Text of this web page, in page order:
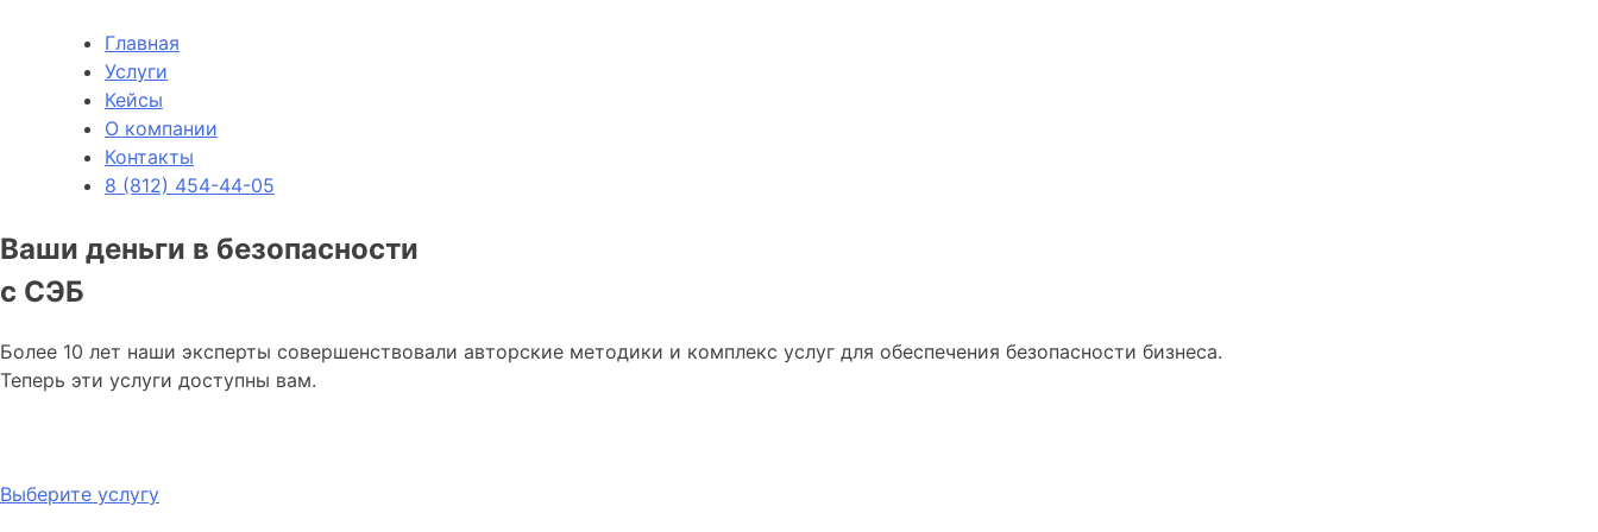
Главная
Услуги
Кейсы
О компании
Контакты
8 (812) 454-44-05
Ваши деньги в безопасности
с СЭБ
Более 10 лет наши эксперты совершенствовали авторские методики и комплекс услуг для обеспечения безопасности бизнеса.
Теперь эти услуги доступны вам.
Выберите услугу